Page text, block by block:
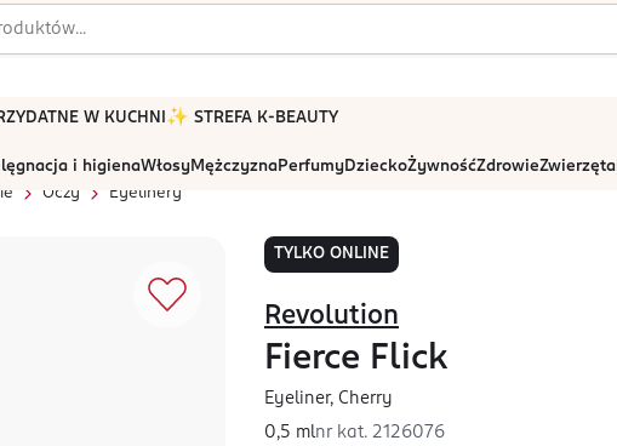
PRZYDATNE W KUCHNI ✨ STREFA K-BEAUTY
i higienaWłosyMężczyznaPerfumyDzieckoŻywnośćZdrowieZwierzęta
Oczy Eyelinery
TYLKO ONLINE
Revolution
Fierce Flick
Eyeliner, Cherry
0,5 mlnr kat. 2126076